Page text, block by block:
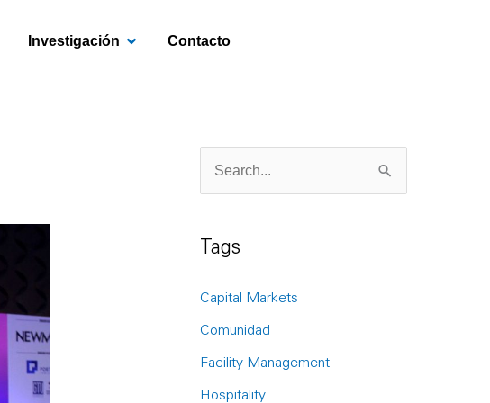
Investigación OPEN INVESTIGACIÓN
Contacto
a
c
h
Tags
Capital Markets
Comunidad
Facility Management
Hospitality